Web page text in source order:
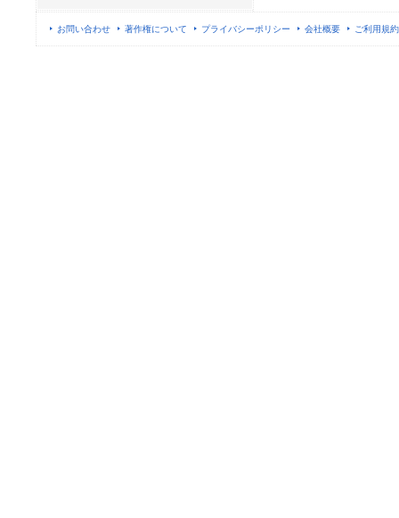
お問い合わせ 著作権について プライバシーポリシー 会社概要 ご利用規約